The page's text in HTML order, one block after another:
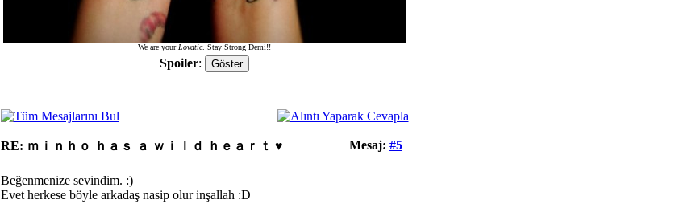
We are your Lovatic. Stay Strong Demi!!
Spoiler:
Mesaj: #5
RE: ｍｉｎｈｏ ｈａｓ ａ ｗｉｌｄ ｈｅａｒｔ ♥
Beğenmenize sevindim. :)
Evet herkese böyle arkadaş nasip olur inşallah :D